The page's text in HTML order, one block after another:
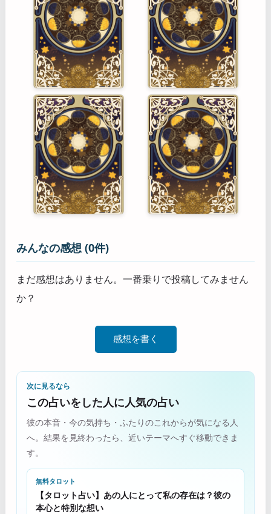
みんなの感想 (0件)
まだ感想はありません。一番乗りで投稿してみません
か？
感想を書く
次に見るなら
この占いをした人に人気の占い
彼の本音・今の気持ち・ふたりのこれからが気になる人
へ。結果を見終わったら、近いテーマへすぐ移動できま
す。
無料タロット
【タロット占い】あの人にとって私の存在は？彼の
本心と特別な想い